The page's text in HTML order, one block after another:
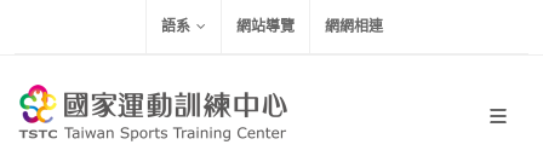
語系 網站導覽 網網相連